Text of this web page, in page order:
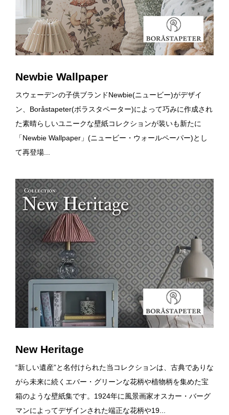
Newbie Wallpaper
スウェーデンの子供ブランドNewbie(ニュービー)がデザイ
ン、Boråstapeter(ボラスタペーター)によって巧みに作成され
た素晴らしいユニークな壁紙コレクションが装いも新たに
「Newbie Wallpaper」(ニュービー・ウォールペーパー)とし
て再登場...
New Heritage
“新しい遺産”と名付けられた当コレクションは、古典でありな
がら未来に続くエバー・グリーンな花柄や植物柄を集めた宝
箱のような壁紙集です。1924年に風景画家オスカー・バーグ
マンによってデザインされた端正な花柄や19...